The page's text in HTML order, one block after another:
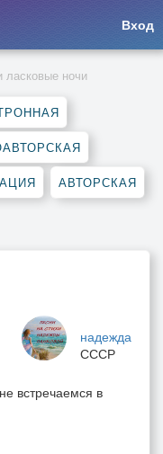
Вход
ласковые ночи
АВТОРСКАЯ
надежда
СССР
встречаемся в